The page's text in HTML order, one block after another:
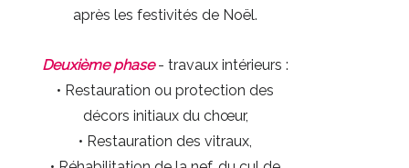
après les festivités de Noël.
Deuxième phase- travaux intérieurs :
• Restauration ou protection des
décors initiaux du chœur,
• Restauration des vitraux,